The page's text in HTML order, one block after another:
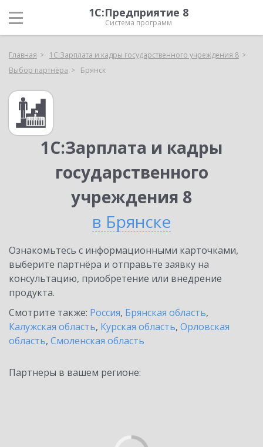
1С:Предприятие 8
Система программ
Главная
1С:Зарплата и кадры государственного учреждения 8
Выбор партнёра
Брянск
1С:Зарплата и кадры
государственного
учреждения 8
в Брянске
Ознакомьтесь с информационными карточками,
выберите партнёра и отправьте заявку на
консультацию, приобретение или внедрение
продукта.
Смотрите также: Россия, Брянская область,
Калужская область, Курская область, Орловская
область, Смоленская область
Партнеры в вашем регионе: